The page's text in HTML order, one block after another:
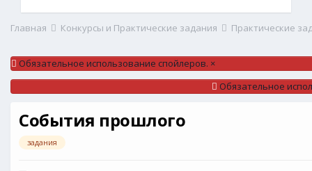
Главная Конкурсы и Практические задания Практические
Обязательное использование спойлеров. ×
Обязательное
События прошлого
задания